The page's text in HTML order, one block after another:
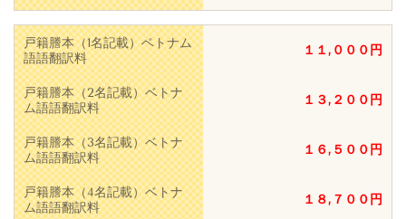
戸籍謄本（1名記載）ベトナム
語語翻訳料
１１,０００円
戸籍謄本（2名記載）ベトナ
ム語語翻訳料
１３,２００円
戸籍謄本（3名記載）ベトナ
ム語語翻訳料
１６,５００円
戸籍謄本（4名記載）ベトナ
ム語語翻訳料
１８,７００円